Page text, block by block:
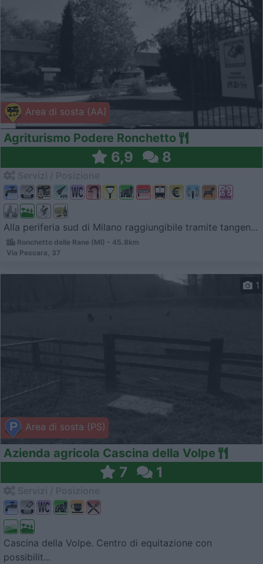
Area di sosta (AA)
Agriturismo Podere Ronchetto
6,9 8
Alla periferia sud di Milano raggiungibile tramite tangen...
Ronchetto delle Rane (MI) - 45.8km
Via Pescara, 37
Area di sosta (PS)
1
Azienda agricola Cascina della Volpe
7 1
Cascina della Volpe. Centro di equitazione con
possibilit...